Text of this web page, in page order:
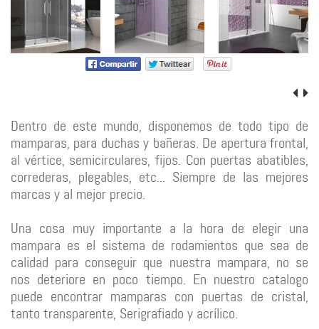
Dentro de este mundo, disponemos de todo tipo de
mamparas, para duchas y bañeras. De apertura frontal,
al vértice, semicirculares, fijos. Con puertas abatibles,
correderas, plegables, etc... Siempre de las mejores
marcas y al mejor precio.
Una cosa muy importante a la hora de elegir una
mampara es el sistema de rodamientos que sea de
calidad para conseguir que nuestra mampara, no se
nos deteriore en poco tiempo. En nuestro catalogo
puede encontrar mamparas con puertas de cristal,
tanto transparente, Serigrafiado y acrílico.